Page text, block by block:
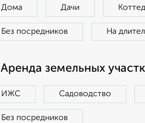
Дома Дачи
Без посредников На
Аренда земельных
ИЖС Садоводство
Без посредников